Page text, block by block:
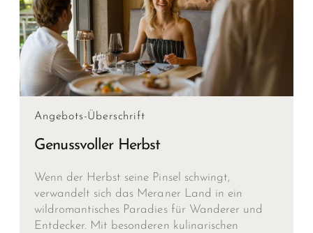
Angebots-Überschrift
Genussvoller Herbst
Wenn der Herbst seine Pinsel schwingt,
verwandelt sich das Meraner Land in ein
wildromantisches Paradies für Wanderer und
Entdecker. Mit besonderen kulinarischen